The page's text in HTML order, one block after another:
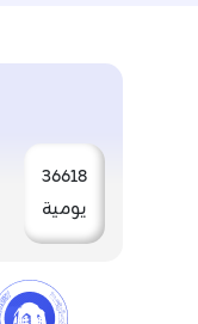
36618
يومية